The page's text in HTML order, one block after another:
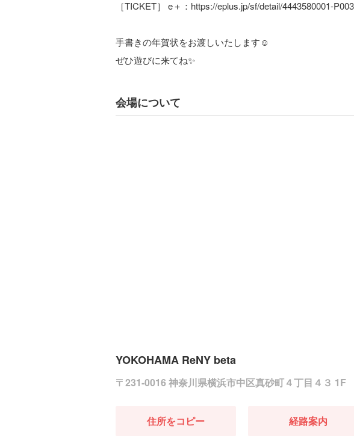
［TICKET］ e＋：https://eplus.jp/sf/detail/4443580001-
手書きの年賀状をお渡しいたします☺️
ぜひ遊びに来てね✨
会場について
YOKOHAMA ReNY beta
〒231-0016 神奈川県横浜市中区真砂町４丁目４３ 1F
住所をコピー 経路案内